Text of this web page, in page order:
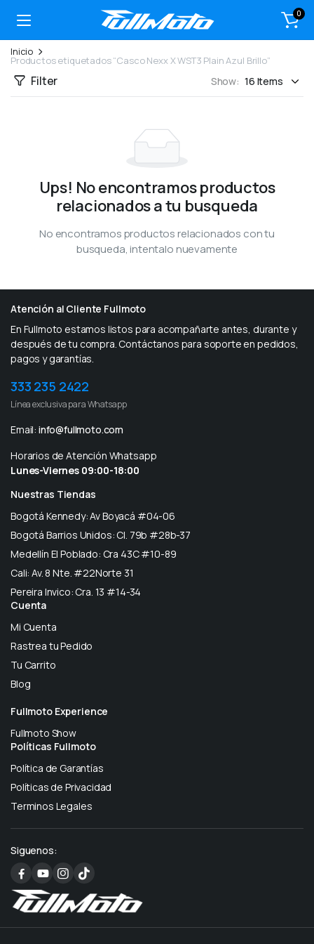
0
Inicio
Productos etiquetados “Casco Nexx X WST3 Plain Azul Brillo”
Filter Show:
Ups! No encontramos productos
relacionados a tu busqueda
No encontramos productos relacionados con tu
busqueda, intentalo nuevamente
Atención al Cliente Fullmoto
En Fullmoto estamos listos para acompañarte antes, durante y
después de tu compra. Contáctanos para soporte en pedidos,
pagos y garantías.
333 235 2422
Línea exclusiva para Whatsapp
Email: info@fullmoto.com
Horarios de Atención Whatsapp
Lunes-Viernes 09:00-18:00
Nuestras Tiendas
Bogotá Kennedy: Av Boyacá #04-06
Bogotá Barrios Unidos: Cl. 79b #28b-37
Medellín El Poblado: Cra 43C #10-89
Cali: Av. 8 Nte. #22Norte 31
Pereira Invico: Cra. 13 #14-34
Cuenta
Mi Cuenta
Rastrea tu Pedido
Tu Carrito
Blog
Fullmoto Experience
Fullmoto Show
Políticas Fullmoto
Política de Garantías
Políticas de Privacidad
Terminos Legales
Siguenos: